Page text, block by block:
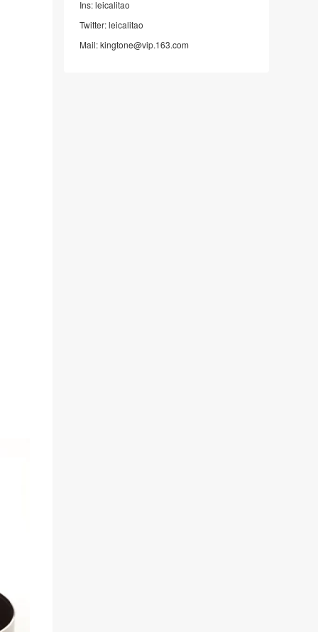
Ins: leicalitao
Twitter: leicalitao
Mail: kingtone@vip.163.com